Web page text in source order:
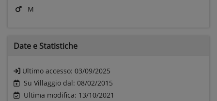
M
Date e Statistiche
Ultimo accesso: 03/09/2025
Su Villaggio dal: 08/02/2015
Ultima modifica: 13/10/2021